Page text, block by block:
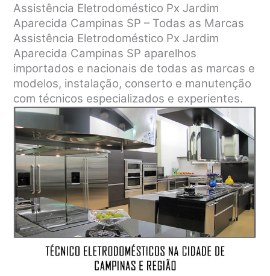
Assistência Eletrodoméstico Px Jardim
Aparecida Campinas SP – Todas as Marcas
Assistência Eletrodoméstico Px Jardim
Aparecida Campinas SP aparelhos
importados e nacionais de todas as marcas e
modelos, instalação, conserto e manutenção
com técnicos especializados e experientes.